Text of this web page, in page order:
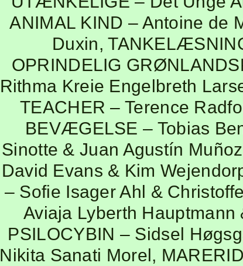
ANIMAL KIND – Antoine de
Duxin,
OPRINDELIG
Rithma Kreie Engelbreth
TEACHER – Terence
BEVÆGELSE – Tobias
Sinotte & Juan Agustín Muñoz
David Evans & Kim
– Sofie Isager Ahl &
Aviaja Lyberth Hauptmann
PSILOCYBIN – Sidsel
Nikita Sanati Morel,